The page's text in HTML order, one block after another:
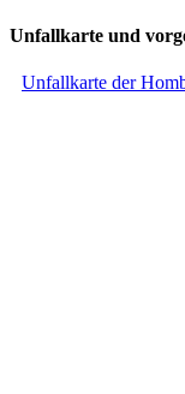
Unfallkarte und